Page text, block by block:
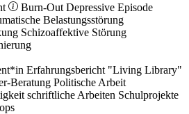
Burn-Out Depressive Episode
Belastungsstörung
Schizoaffektive Störung
Erfahrungsbericht "Living Library"
Beratung Politische Arbeit
schriftliche Arbeiten Schulprojekte